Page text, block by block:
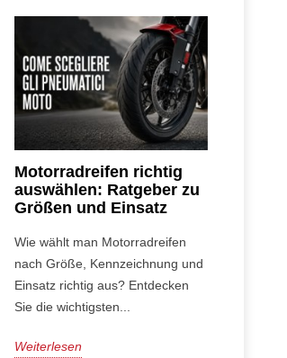
Motorradreifen richtig
auswählen: Ratgeber zu
Größen und Einsatz
Wie wählt man Motorradreifen
nach Größe, Kennzeichnung und
Einsatz richtig aus? Entdecken
Sie die wichtigsten...
Weiterlesen